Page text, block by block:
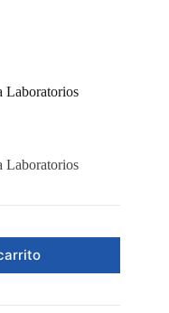
Laboratorios
Laboratorios